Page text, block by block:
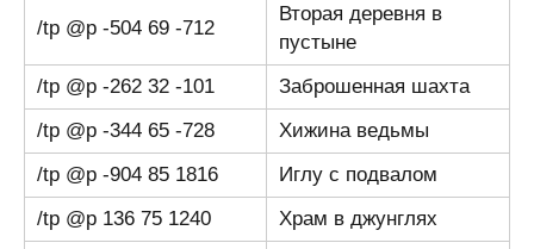
/tp @p -504 69 -712
Вторая деревня в
пустыне
/tp @p -262 32 -101
Заброшенная шахта
/tp @p -344 65 -728
Хижина ведьмы
/tp @p -904 85 1816
Иглу c подвалом
/tp @p 136 75 1240
Храм в джунглях